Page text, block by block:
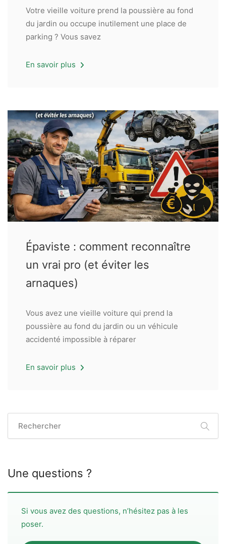
Votre vieille voiture prend la poussière au fond
du jardin ou occupe inutilement une place de
parking ? Vous savez
En savoir plus
Épaviste : comment reconnaître
un vrai pro (et éviter les
arnaques)
Vous avez une vieille voiture qui prend la
poussière au fond du jardin ou un véhicule
accidenté impossible à réparer
En savoir plus
Une questions ?
Si vous avez des questions, n’hésitez pas à les
poser.